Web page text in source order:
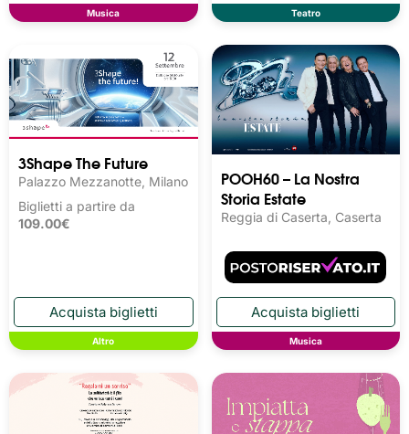
Musica Teatro
3Shape The Future
Palazzo Mezzanotte, Milano
Biglietti a partire da
109.00€
Altro
POOH60 – La Nostra
Storia Estate
Reggia di Caserta, Caserta
Musica